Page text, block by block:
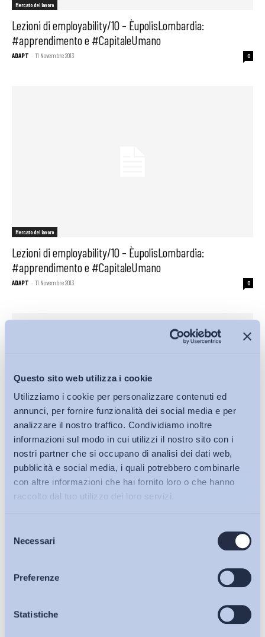
Questo sito web utilizza i cookie
Utilizziamo i cookie per personalizzare contenuti ed
annunci, per fornire funzionalità dei social media e per
analizzare il nostro traffico. Condividiamo inoltre
informazioni sul modo in cui utilizzi il nostro sito con i
nostri partner che si occupano di analisi dei dati web,
pubblicità e social media, i quali potrebbero combinarle
con altre informazioni che hai fornito loro o che hanno
raccolto dal tuo utilizzo dei loro servizi.
delNecessari
Preferenze
Statistiche
Bollettini ADAPT
Articoli
Osservatori
Mercato del lavoro
Lezioni di employability/10 – ÈupolisLombardia:
#apprendimento e #CapitaleUmano
ADAPT - 11 Novembre 2013 0
Mercato del lavoro
Lezioni di employability/10 – ÈupolisLombardia:
#apprendimento e #CapitaleUmano
ADAPT - 11 Novembre 2013 0
Mercato del lavoro
Lezione di employability/8 – Quando Ph.D. significa
imprenditorialità